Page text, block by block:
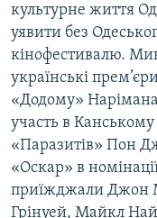
культурне життя
уявити без
кінофестивалю.
українські
«Додому» Нарімана
участь в
«Паразитів» Пон
«Оскар» в
приїжджали Джон
Грінуей, Майкл